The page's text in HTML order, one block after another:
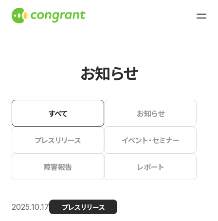
お知らせ
すべて お知らせ
プレスリリース イベント・セミナー
障害報告 レポート
2025.10.17 プレスリリース